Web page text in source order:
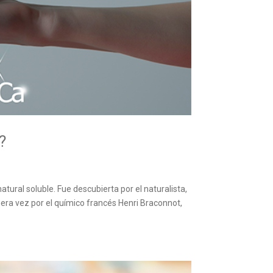
soluble. Fue descubierta por el naturalista,
vez por el químico francés Henri Braconnot,